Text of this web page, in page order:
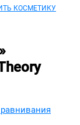
КОСМЕТИКУ